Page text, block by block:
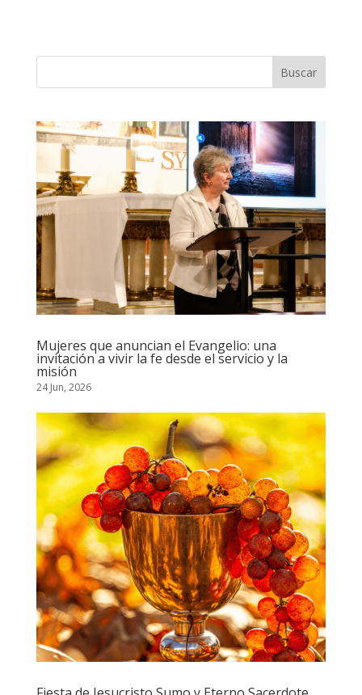
Mujeres que anuncian el Evangelio: una
invitación a vivir la fe desde el servicio y la
misión
24 Jun, 2026